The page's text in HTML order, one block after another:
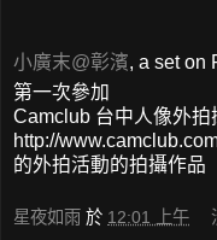
小廣末@彰濱, a set on
第一次參加
Camclub 台中人像外拍
http://
的外拍活動的拍攝作品
星夜如雨 於 12:01 上午